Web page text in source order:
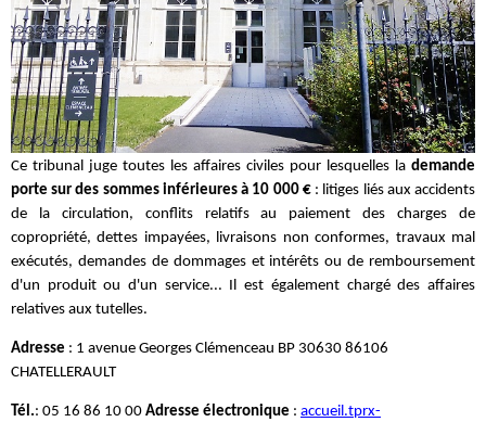
Ce tribunal juge toutes les affaires civiles pour lesquelles la demande
porte sur des sommes inférieures à 10 000 €: litiges liés aux accidents
de la circulation, conflits relatifs au paiement des charges de
copropriété, dettes impayées, livraisons non conformes, travaux mal
exécutés, demandes de dommages et intérêts ou de remboursement
d'un produit ou d'un service... Il est également chargé des affaires
relatives aux tutelles.
Adresse : 1 avenue Georges Clémenceau BP 30630 86106
CHATELLERAULT
Tél.: 05 16 86 10 00 Adresse électronique : accueil.tprx-